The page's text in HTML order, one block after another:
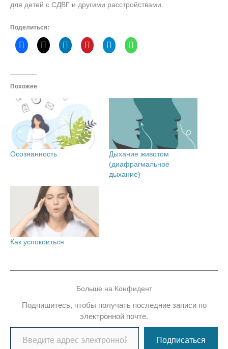
для детей с СДВГ и другими расстройствами.
Поделиться:
Похожее
Осознанность
Дыхание животом
(диафрагмальное
дыхание)
Как успокоиться
Больше на Конфидент
Подпишитесь, чтобы получать последние записи по
электронной почте.
Введите адрес электронной почты…
Подписаться